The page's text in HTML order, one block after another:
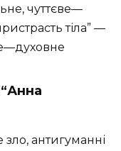
чуттєве—
тіла” —
зло, антигуманні